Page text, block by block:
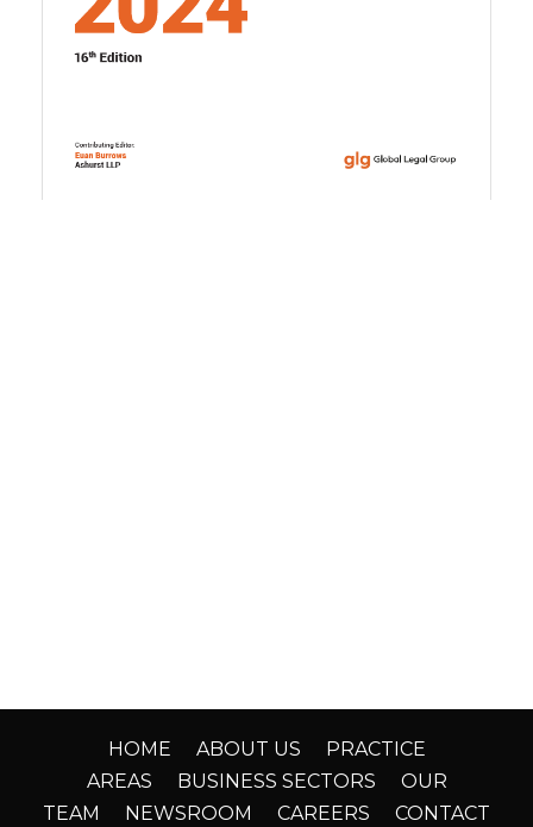
HOME ABOUT US
PRACTICE
AREAS
BUSINESS SECTORS
OUR
TEAM
NEWSROOM CAREERS CONTACT